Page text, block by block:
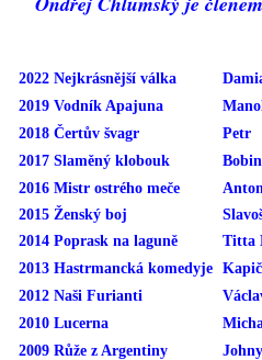
VIDEOZÁZNAMY Z HER
FOTOALBUM
ČLENOVÉ - SOUČASNOST
HRY DO ROKU 1973
2022 Nejkrásnější válka
2019 Vodník Apajuna
2018 Čertův švagr
Petr
2017 Slaměný klobouk
Bobin
2016 Mistr ostrého meče
2015 Ženský boj
2014 Poprask na laguně
Titta
2013 Hastrmancká komedyje
2012 Naši Furianti
2010 Lucerna
2009 Růže z Argentiny